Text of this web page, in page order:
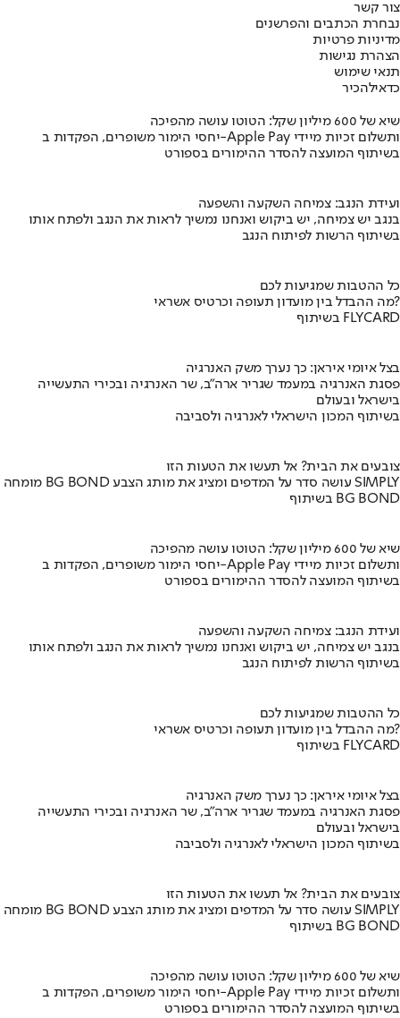
צור קשר
נבחרת הכתבים והפרשנים
מדיניות פרטיות
הצהרת נגישות
תנאי שימוש
כדאילהכיר
שיא של 600 מיליון שקל: הטוטו עושה מהפיכה
יחסי הימור משופרים, הפקדות ב-Apple Pay ותשלום זכיות מיידי
בשיתוף המועצה להסדר ההימורים בספורט
ועידת הנגב: צמיחה השקעה והשפעה
בנגב יש צמיחה, יש ביקוש ואנחנו נמשיך לראות את הנגב ולפתח אותו
בשיתוף הרשות לפיתוח הנגב
כל ההטבות שמגיעות לכם
מה ההבדל בין מועדון תעופה וכרטיס אשראי?
בשיתוף FLYCARD
בצל איומי איראן: כך נערך משק האנרגיה
פסגת האנרגיה במעמד שגריר ארה"ב, שר האנרגיה ובכירי התעשייה
בישראל ובעולם
בשיתוף המכון הישראלי לאנרגיה ולסביבה
צובעים את הבית? אל תעשו את הטעות הזו
מומחה BG BOND עושה סדר על המדפים ומציג את מותג הצבע SIMPLY
בשיתוף BG BOND
שיא של 600 מיליון שקל: הטוטו עושה מהפיכה
יחסי הימור משופרים, הפקדות ב-Apple Pay ותשלום זכיות מיידי
בשיתוף המועצה להסדר ההימורים בספורט
ועידת הנגב: צמיחה השקעה והשפעה
בנגב יש צמיחה, יש ביקוש ואנחנו נמשיך לראות את הנגב ולפתח אותו
בשיתוף הרשות לפיתוח הנגב
כל ההטבות שמגיעות לכם
מה ההבדל בין מועדון תעופה וכרטיס אשראי?
בשיתוף FLYCARD
בצל איומי איראן: כך נערך משק האנרגיה
פסגת האנרגיה במעמד שגריר ארה"ב, שר האנרגיה ובכירי התעשייה
בישראל ובעולם
בשיתוף המכון הישראלי לאנרגיה ולסביבה
צובעים את הבית? אל תעשו את הטעות הזו
מומחה BG BOND עושה סדר על המדפים ומציג את מותג הצבע SIMPLY
בשיתוף BG BOND
שיא של 600 מיליון שקל: הטוטו עושה מהפיכה
יחסי הימור משופרים, הפקדות ב-Apple Pay ותשלום זכיות מיידי
בשיתוף המועצה להסדר ההימורים בספורט